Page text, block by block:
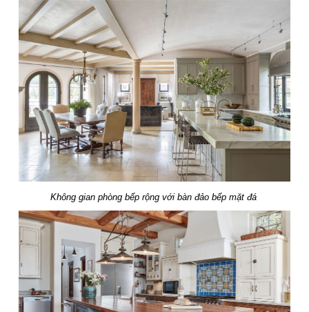
Không gian phòng bếp rộng với bàn đảo bếp mặt đá